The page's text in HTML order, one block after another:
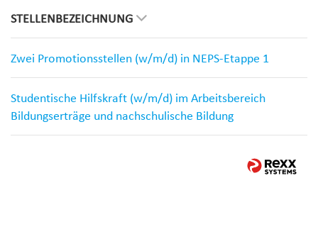
STELLENBEZEICHNUNG
Zwei Promotionsstellen (w/m/d) in NEPS-Etappe 1
Studentische Hilfskraft (w/m/d) im Arbeitsbereich
Bildungserträge und nachschulische Bildung